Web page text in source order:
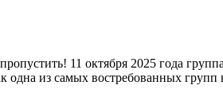
11 октября 2025 года
одна из самых востребованных